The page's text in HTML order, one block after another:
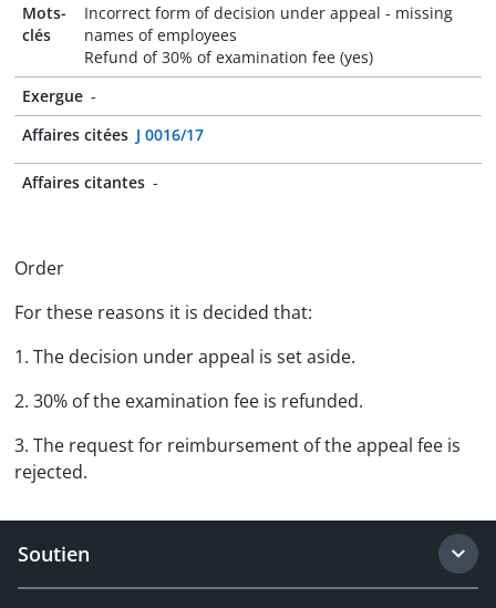
Mots-
clés
Incorrect form of decision under appeal - missing
names of employees
Refund of 30% of examination fee (yes)
Exergue -
Affaires citées J 0016/17
Affaires citantes -
Order
For these reasons it is decided that:
1. The decision under appeal is set aside.
2. 30% of the examination fee is refunded.
3. The request for reimbursement of the appeal fee is
rejected.
Soutien